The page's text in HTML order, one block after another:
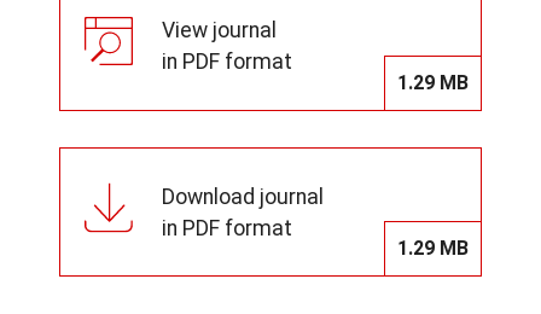
View journal
in PDF format
1.29 MB
Download journal
in PDF format
1.29 MB